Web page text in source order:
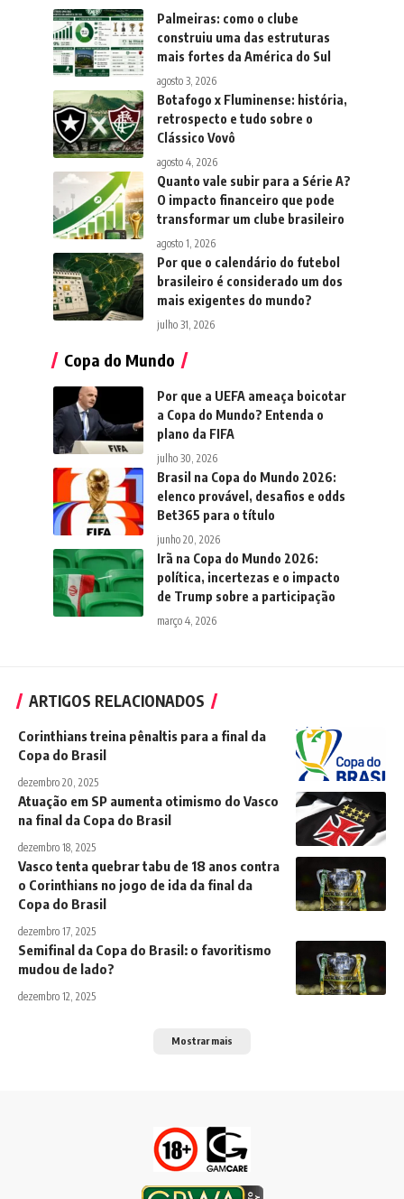
Palmeiras: como o clube
construiu uma das estruturas
mais fortes da América do Sul
agosto 3, 2026
Botafogo x Fluminense: história,
retrospecto e tudo sobre o
Clássico Vovô
agosto 4, 2026
Quanto vale subir para a Série A?
O impacto financeiro que pode
transformar um clube brasileiro
agosto 1, 2026
Por que o calendário do futebol
brasileiro é considerado um dos
mais exigentes do mundo?
julho 31, 2026
Copa do Mundo
Por que a UEFA ameaça boicotar
a Copa do Mundo? Entenda o
plano da FIFA
julho 30, 2026
Brasil na Copa do Mundo 2026:
elenco provável, desafios e odds
Bet365 para o título
junho 20, 2026
Irã na Copa do Mundo 2026:
política, incertezas e o impacto
de Trump sobre a participação
março 4, 2026
ARTIGOS RELACIONADOS
Corinthians treina pênaltis para a final da
Copa do Brasil
dezembro 20, 2025
Atuação em SP aumenta otimismo do Vasco
na final da Copa do Brasil
dezembro 18, 2025
Vasco tenta quebrar tabu de 18 anos contra
o Corinthians no jogo de ida da final da
Copa do Brasil
dezembro 17, 2025
Semifinal da Copa do Brasil: o favoritismo
mudou de lado?
dezembro 12, 2025
Mostrar mais